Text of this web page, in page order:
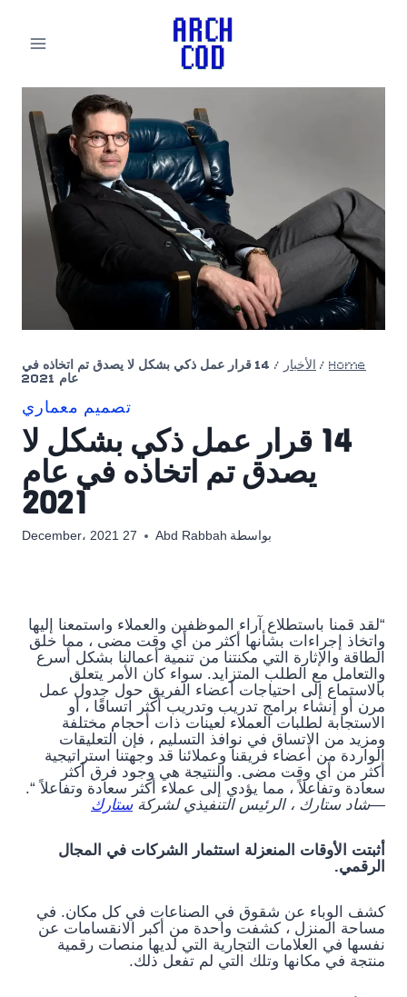
Home
/ الأخبار /
14 قرار عمل ذكي بشكل لا يصدق تم اتخاذه في
عام 2021
تصميم معماري
14 قرار عمل ذكي بشكل لا
يصدق تم اتخاذه في عام
2021
بواسطة Abd Rabbah 27 December، 2021
“لقد قمنا باستطلاع آراء الموظفين والعملاء واستمعنا إليها
واتخاذ إجراءات بشأنها أكثر من أي وقت مضى ، مما خلق
الطاقة والإثارة التي مكنتنا من تنمية أعمالنا بشكل أسرع
والتعامل مع الطلب المتزايد. سواء كان الأمر يتعلق
بالاستماع إلى احتياجات أعضاء الفريق حول جدول عمل
مرن أو إنشاء برامج تدريب وتدريب أكثر اتساقًا ، أو
الاستجابة لطلبات العملاء لعينات ذات أحجام مختلفة
ومزيد من الاتساق في نوافذ التسليم ، فإن التعليقات
الواردة من أعضاء فريقنا وعملائنا قد وجهتنا استراتيجية
أكثر من أي وقت مضى. والنتيجة هي وجود فرق أكثر
سعادة وتفاعلاً ، مما يؤدي إلى عملاء أكثر سعادة وتفاعلاً “.
—شاد ستارك ، الرئيس التنفيذي لشركة ستارك
أثبتت الأوقات المنعزلة استثمار الشركات في المجال
الرقمي.
كشف الوباء عن شقوق في الصناعات في كل مكان. في
مساحة المنزل ، كشفت واحدة من أكبر الانقسامات عن
نفسها في العلامات التجارية التي لديها منصات رقمية
منتجة في مكانها وتلك التي لم تفعل ذلك.